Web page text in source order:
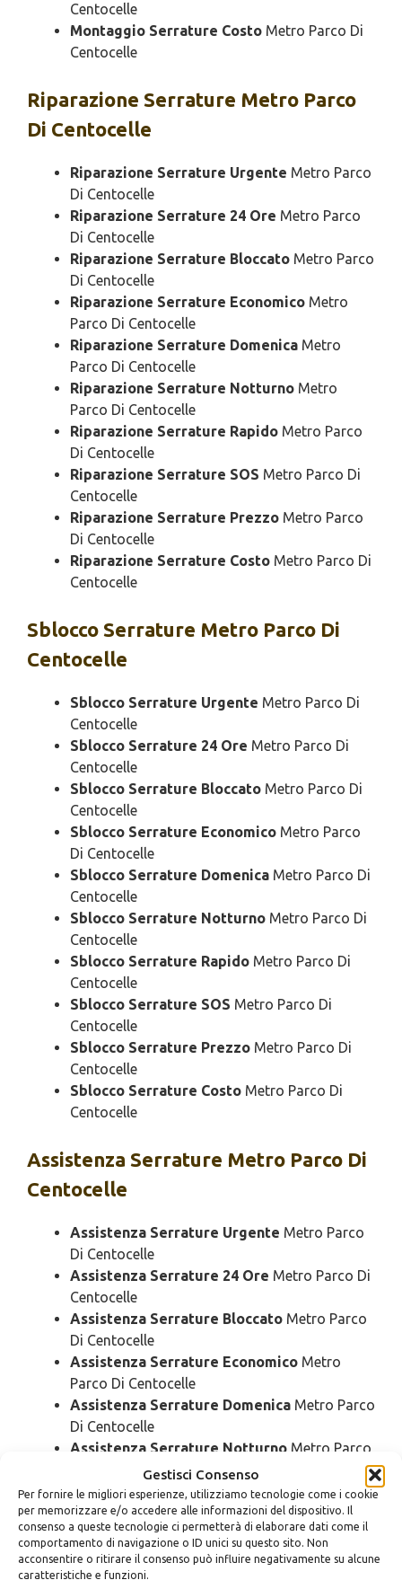
Gestisci Consenso
Per fornire le migliori esperienze, utilizziamo tecnologie come i cookie
per memorizzare e/o accedere alle informazioni del dispositivo. Il
consenso a queste tecnologie ci permetterà di elaborare dati come il
comportamento di navigazione o ID unici su questo sito. Non
acconsentire o ritirare il consenso può influire negativamente su alcune
caratteristiche e funzioni.
Centocelle
Montaggio Serrature Costo Metro Parco Di
Centocelle
Riparazione Serrature Metro Parco
Di Centocelle
Riparazione Serrature Urgente Metro Parco
Di Centocelle
Riparazione Serrature 24 Ore Metro Parco
Di Centocelle
Riparazione Serrature Bloccato Metro Parco
Di Centocelle
Riparazione Serrature Economico Metro
Parco Di Centocelle
Riparazione Serrature Domenica Metro
Parco Di Centocelle
Riparazione Serrature Notturno Metro
Parco Di Centocelle
Riparazione Serrature Rapido Metro Parco
Di Centocelle
Riparazione Serrature SOS Metro Parco Di
Centocelle
Riparazione Serrature Prezzo Metro Parco
Di Centocelle
Riparazione Serrature Costo Metro Parco Di
Centocelle
Sblocco Serrature Metro Parco Di
Centocelle
Sblocco Serrature Urgente Metro Parco Di
Centocelle
Sblocco Serrature 24 Ore Metro Parco Di
Centocelle
Sblocco Serrature Bloccato Metro Parco Di
Centocelle
Sblocco Serrature Economico Metro Parco
Di Centocelle
Sblocco Serrature Domenica Metro Parco Di
Centocelle
Sblocco Serrature Notturno Metro Parco Di
Centocelle
Sblocco Serrature Rapido Metro Parco Di
Centocelle
Sblocco Serrature SOS Metro Parco Di
Centocelle
Sblocco Serrature Prezzo Metro Parco Di
Centocelle
Sblocco Serrature Costo Metro Parco Di
Centocelle
Assistenza Serrature Metro Parco Di
Centocelle
Assistenza Serrature Urgente Metro Parco
Di Centocelle
Assistenza Serrature 24 Ore Metro Parco Di
Centocelle
Assistenza Serrature Bloccato Metro Parco
Di Centocelle
Assistenza Serrature Economico Metro
Parco Di Centocelle
Assistenza Serrature Domenica Metro Parco
Di Centocelle
Assistenza Serrature Notturno Metro Parco
Di Centocelle
Assistenza Serrature RapidoMetro Parco Di
Centocelle
Assistenza Serrature SOS Metro Parco Di
Centocelle
Assistenza Serrature Prezzo